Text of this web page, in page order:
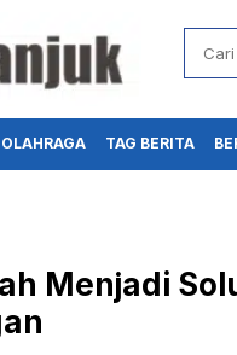
OLAHRAGA TAG BERITA
Menjadi